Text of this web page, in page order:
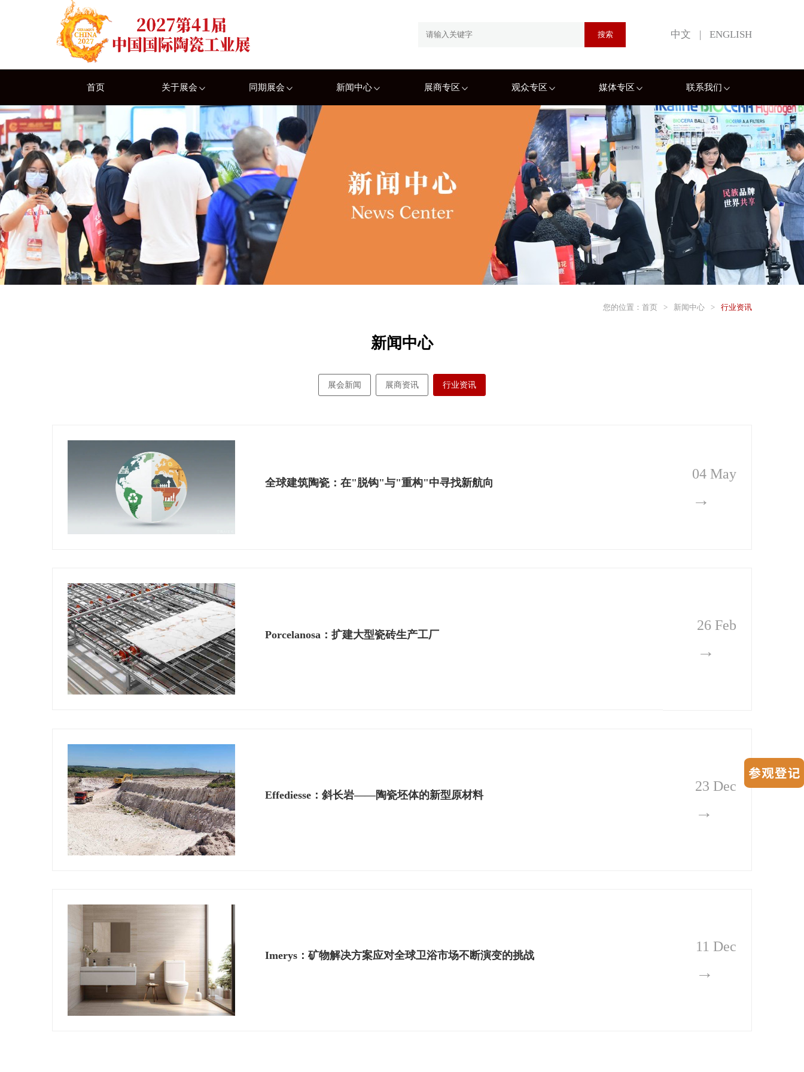
中文 | ENGLISH
首页 关于展会 同期展会 新闻中心 展商专区 观众专区 媒体专区 联系我们
您的位置： 首页 > 新闻中心 > 行业资讯
新闻中心
展会新闻 展商资讯 行业资讯
全球建筑陶瓷：在"脱钩"与"重构"中寻找新航向
04 May
→
Porcelanosa：扩建大型瓷砖生产工厂
26 Feb
→
Effediesse：斜长岩——陶瓷坯体的新型原材料
23 Dec
→
Imerys：矿物解决方案应对全球卫浴市场不断演变的挑战
11 Dec
→